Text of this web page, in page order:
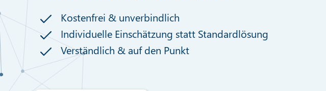
Kostenfrei & unverbindlich
Individuelle Einschätzung statt Standardlösung
Verständlich & auf den Punkt